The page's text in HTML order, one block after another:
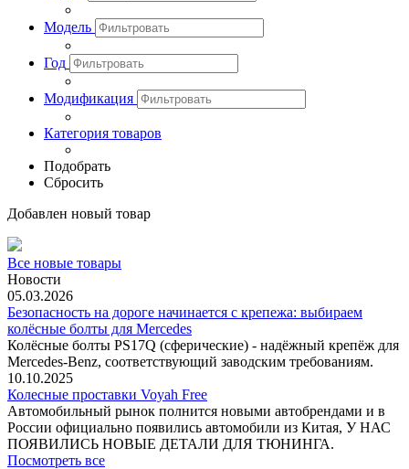
Модель
Год
Модификация
Категория товаров
Подобрать
Сбросить
Добавлен новый товар
Все новые товары
Новости
05.03.2026
Безопасность на дороге начинается с крепежа: выбираем
колёсные болты для Mercedes
Колёсные болты PS17Q (сферические) - надёжный крепёж для
Mercedes‑Benz, соответствующий заводским требованиям.
10.10.2025
Колесные проставки Voyah Free
Автомобильный рынок полнится новыми автобрендами и в
России официально появились автомобили из Китая, У НАС
ПОЯВИЛИСЬ НОВЫЕ ДЕТАЛИ ДЛЯ ТЮНИНГА.
Посмотреть все